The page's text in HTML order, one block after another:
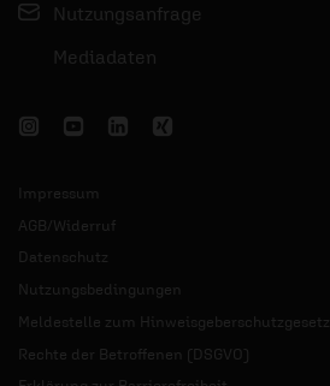
Nutzungsanfrage
Mediadaten
Impressum
AGB/Widerruf
Datenschutz
Nutzungsbedingungen
Meldestelle zum Hinweisgeberschutzgesetz
Rechte der Betroffenen (DSGVO)